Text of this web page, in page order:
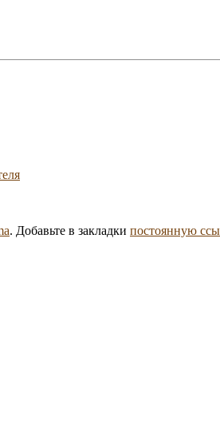
. Добавьте в закладки постоянную